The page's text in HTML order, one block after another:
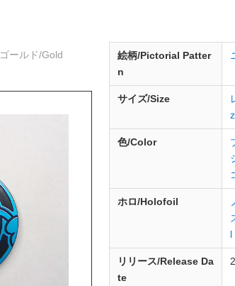
ゴールド/Gold
絵柄/Pictorial Patter
n
サイズ/Size
色/Color
ホロ/Holofoil
l
リリース/ReleaseDa
te